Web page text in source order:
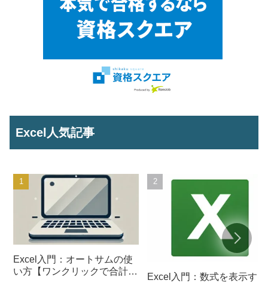
Excel人気記事
Excel入門：オートサムの使
い方【ワンクリックで合計を
Excel入門：数式を表示する